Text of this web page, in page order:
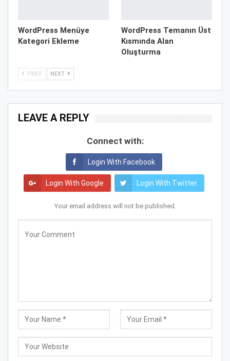
WordPress Menüye
Kategori Ekleme
WordPress Temanın Üst
Kısmında Alan
Oluşturma
PREV NEXT
LEAVE A REPLY
Connect with:
Login With Facebook
Login With Google Login With Twitter
Your email address will not be published.